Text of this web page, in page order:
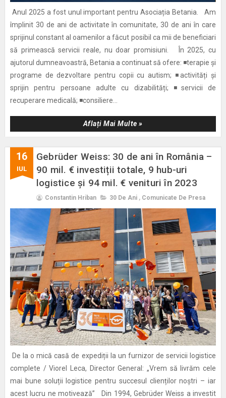
Anul 2025 a fost unul important pentru Asociația Betania. Am
împlinit 30 de ani de activitate în comunitate, 30 de ani în care
sprijinul constant al oamenilor a făcut posibil ca mii de beneficiari
să primească servicii reale, nu doar promisiuni. În 2025, cu
ajutorul dumneavoastră, Betania a continuat să ofere: ◾terapie și
programe de dezvoltare pentru copii cu autism; ◾activități și
sprijin pentru persoane adulte cu dizabilități; ◾servicii de
recuperare medicală; ◾consiliere...
Aflați Mai Multe »
16
IUL
Gebrüder Weiss: 30 de ani în România –
90 mil. € investiții totale, 9 hub-uri
logistice și 94 mil. € venituri în 2023
Constantin Hriban 30 De Ani , Comunicate De Presa
De la o mică casă de expediții la un furnizor de servicii logistice
complete / Viorel Leca, Director General: „Vrem să livrăm cele
mai bune soluții logistice pentru succesul clienților noștri – iar
acest lucru ne motivează” Din 1994, Gebrüder Weiss a investit